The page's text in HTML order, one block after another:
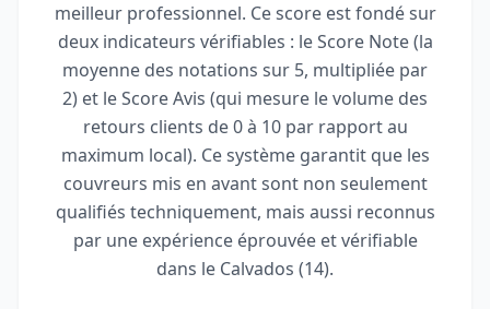
meilleur professionnel. Ce score est fondé sur
deux indicateurs vérifiables : le Score Note (la
moyenne des notations sur 5, multipliée par
2) et le Score Avis (qui mesure le volume des
retours clients de 0 à 10 par rapport au
maximum local). Ce système garantit que les
couvreurs mis en avant sont non seulement
qualifiés techniquement, mais aussi reconnus
par une expérience éprouvée et vérifiable
dans le Calvados (14).